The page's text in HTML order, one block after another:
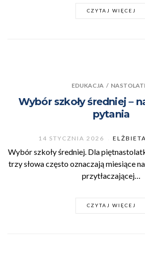
CZYTAJ WIĘCEJ
EDUKACJA /
Wybór szkoły średniej –
pytania
14 STYCZNIA 2026
Wybór szkoły średniej. Dla
trzy słowa często oznaczają miesiące
przytłaczającej…
CZYTAJ WIĘCEJ